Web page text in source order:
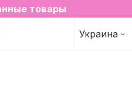
для дома✨
товары
Украина